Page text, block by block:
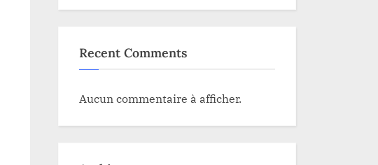
Recent Comments
Aucun commentaire à afficher.